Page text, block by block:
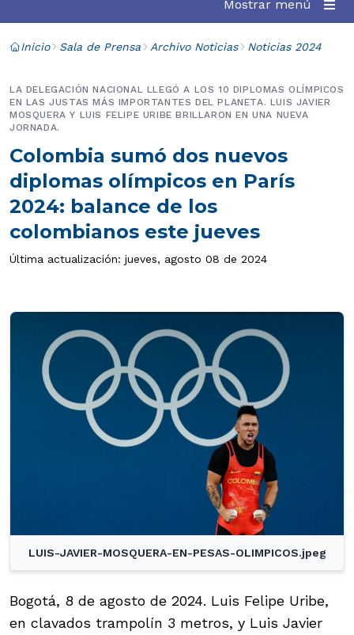
Mostrar menú
Inicio Sala de Prensa Archivo Noticias Noticias 2024
Colombia sumó dos nuevos
diplomas olímpicos en París
2024: balance de los
colombianos este jueves
LA DELEGACIÓN NACIONAL LLEGÓ A LOS 10 DIPLOMAS OLÍMPICOS
EN LAS JUSTAS MÁS IMPORTANTES DEL PLANETA. LUIS JAVIER
MOSQUERA Y LUIS FELIPE URIBE BRILLARON EN UNA NUEVA
JORNADA.
Última actualización: jueves, agosto 08 de 2024
LUIS-JAVIER-MOSQUERA-EN-PESAS-OLIMPICOS.jpeg
Bogotá, 8 de agosto de 2024. Luis Felipe Uribe,
en clavados trampolín 3 metros, y Luis Javier